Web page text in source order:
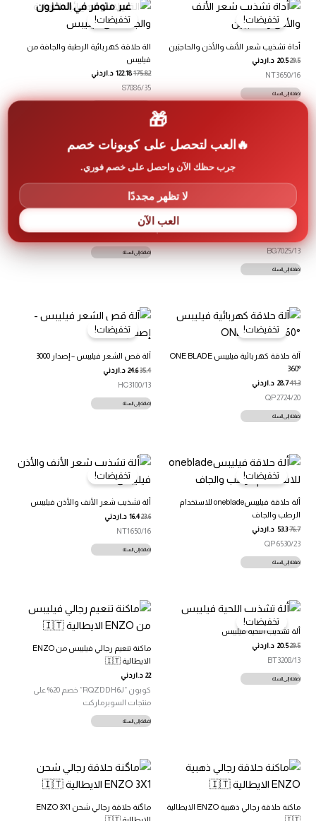
تخفيضات!
أداة تشذيب شعر الأنف والأذن والحاجبَين
29.5
20.5 د.اردني
NT3650/16
إضافة إلى السلة
غير متوفر في المخزون
تخفيضات!
الة حلاقة كهربائية الرطبة والجافة من
فيليبس
175.82
122.18 د.اردني
S7886/35
آلة العناية بالجسم من فيليبس يمكن
استخدامها أثناء الاستحمام
BG7025/13
إضافة إلى السلة
تخفيضات!
35.4
QP2824/10
إضافة إلى السلة
تخفيضات!
آلة حلاقة كهربائية فيليبس ONE BLADE
360°
41.3
28.7 د.اردني
QP2724/20
إضافة إلى السلة
تخفيضات!
آلة قص الشعر فيليبس – إصدار 3000
35.4
24.6 د.اردني
HC3100/13
إضافة إلى السلة
تخفيضات!
ألة حلاقة فيليبسoneblade للاستخدام
الرطب والجاف
76.7
53.3 د.اردني
QP6530/23
إضافة إلى السلة
تخفيضات!
ألة تشذيب شعر الأنف والأذن فيليبس
23.6
16.4 د.اردني
NT1650/16
إضافة إلى السلة
تخفيضات!
ألة تشذيب اللحية فيليبس
29.5
20.5 د.اردني
BT3208/13
إضافة إلى السلة
ماكنة تنعيم رجالي فيليبس من ENZO
الايطالية 🇮🇹
22 د.اردني
كوبون “RQZDDH6J” خصم 20% على
منتجات السوبرماركت
إضافة إلى السلة
ماكنة حلاقة رجالي ذهبية ENZO الايطالية
ماگنة حلاقة رجالي شحن ENZO 3X1
🎁
العب لتحصل على كوبونات خصم
جرب حظك الآن واحصل على خصم فوري.
لا تظهر مجددًا
العب الآن